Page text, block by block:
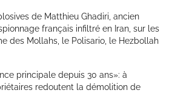
de Matthieu Ghadiri, ancien
français infiltré en Iran, sur les
des Mollahs, le Polisario, le Hezbollah
principale depuis 30 ans»: à
redoutent la démolition de